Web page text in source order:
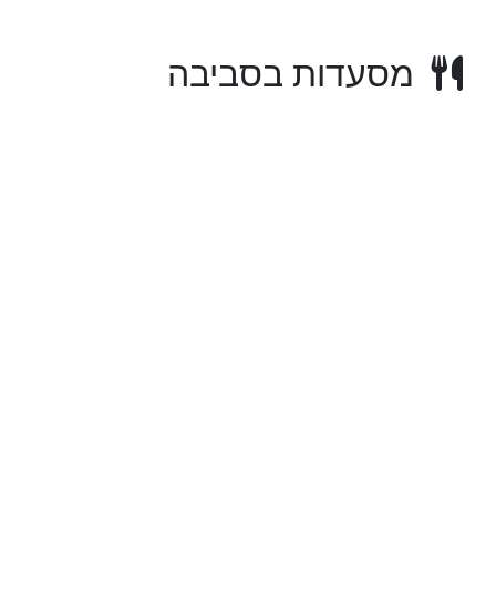
מסעדות בסביבה